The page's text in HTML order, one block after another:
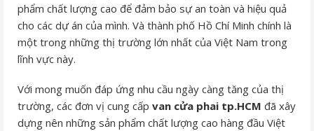
phẩm chất lượng cao để đảm bảo sự an toàn và hiệu quả
cho các dự án của mình. Và thành phố Hồ Chí Minh chính là
một trong những thị trường lớn nhất của Việt Nam trong
lĩnh vực này.
Với mong muốn đáp ứng nhu cầu ngày càng tăng của thị
trường, các đơn vị cung cấp van cửa phai tp.HCM đã xây
dựng nên những sản phẩm chất lượng cao hàng đầu Việt